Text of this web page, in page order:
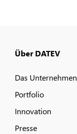
Über DATEV
Das Unternehmen
Portfolio
Innovation
Presse